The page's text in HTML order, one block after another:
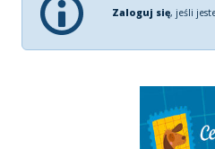
Zaloguj się, jeśli